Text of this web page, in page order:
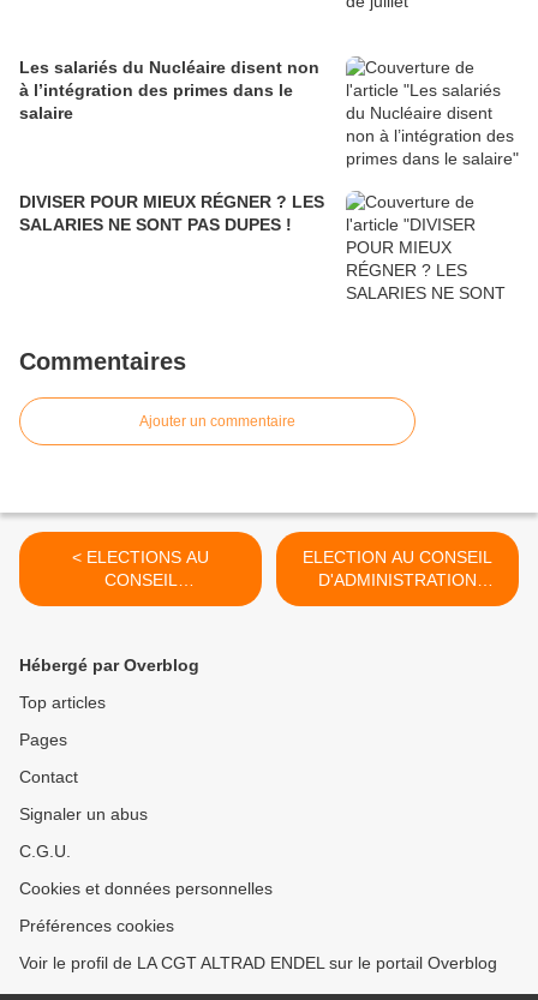
Les salariés du Nucléaire disent non
à l’intégration des primes dans le
salaire
DIVISER POUR MIEUX RÉGNER ? LES
SALARIES NE SONT PAS DUPES !
Commentaires
Ajouter un commentaire
< ELECTIONS AU
CONSEIL
D'ADMINISTRATION DU
ELECTION AU CONSEIL
D'ADMINISTRATION
ENGIE DU 8 AU 15 MARS
Hébergé par Overblog
Top articles
Pages
Contact
Signaler un abus
C.G.U.
Cookies et données personnelles
Préférences cookies
Voir le profil de LA CGT ALTRAD ENDEL sur le portail Overblog